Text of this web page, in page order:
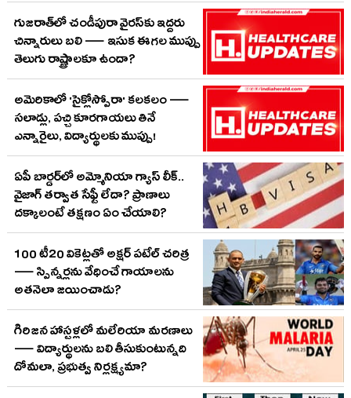
గుజరాత్‌లో చండీపురా వైరస్‌కు ఇద్దరు
చిన్నారులు బలి — ఇసుక ఈగల ముప్పు
తెలుగు రాష్ట్రాలకూ ఉందా?
అమెరికాలో 'సైక్లోస్పోరా' కలకలం —
సలాడ్లు, పచ్చి కూరగాయలు తినే
ఎన్నారైలు, విద్యార్థులకు ముప్పు!
ఏపీ బార్డర్‌లో అమ్మోనియా గ్యాస్ లీక్..
వైజాగ్ తర్వాత సేఫ్టీ లేదా? ప్రాణాలు
దక్కాలంటే తక్షణం ఏం చేయాలి?
100 టీ20 వికెట్లతో అక్షర్ పటేల్ చరిత్ర
— స్పిన్నర్లను వేధించే గాయాలను
అతనెలా జయించాడు?
గిరిజన హాస్టళ్లలో మలేరియా మరణాలు
— విద్యార్థులను బలి తీసుకుంటున్నది
దోమలా, ప్రభుత్వ నిర్లక్ష్యమా?